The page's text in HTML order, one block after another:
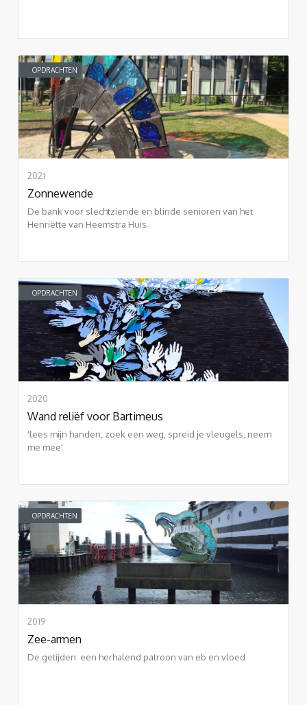
OPDRACHTEN
2021
Zonnewende
De bank voor slechtziende en blinde senioren van het
Henriëtte van Heemstra Huis
OPDRACHTEN
2020
Wand reliëf voor Bartimeus
'lees mijn handen, zoek een weg, spreid je vleugels, neem
me mee'
OPDRACHTEN
2019
Zee-armen
De getijden: een herhalend patroon van eb en vloed